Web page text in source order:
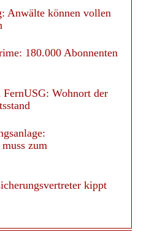
Anwälte können vollen
180.000 Abonnenten
Wohnort der
zum
kippt